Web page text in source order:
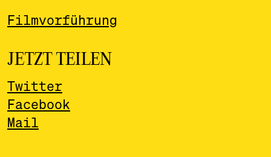
Filmvorführung
JETZT TEILEN
Twitter
Facebook
Mail